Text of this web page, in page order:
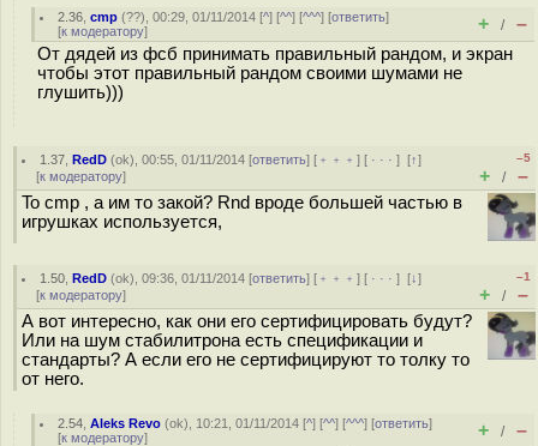
2.36 ,cmp (??), 00:29, 01/11/2014 [^] [^^] [^^^] [ответить]
[к модератору] + / –
От дядей из фсб принимать правильный рандом, и экран
чтобы этот правильный рандом своими шумами не
глушить)))
1.37 ,RedD (ok), 00:55, 01/11/2014 [ответить] [ ﹢﹢﹢] [ · · ·][↑]
[к модератору]
–5
+ / –
To cmp , а им то закой? Rnd вроде большей частью в
игрушках используется,
1.50 ,RedD (ok), 09:36, 01/11/2014 [ответить] [ ﹢﹢﹢] [ · · ·][↓]
[к модератору]
–1
+ / –
А вот интересно, как они его сертифицировать будут?
Или на шум стабилитрона есть спецификации и
стандарты? А если его не сертифицируют то толку то
от него.
2.54 ,Aleks Revo (ok), 10:21, 01/11/2014 [^] [^^] [^^^] [ответить]
[к модератору] + / –